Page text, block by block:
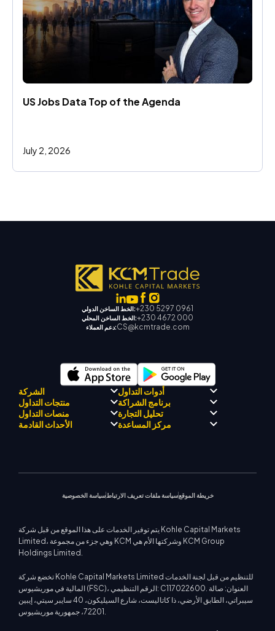
US Jobs Data Top of the Agenda
July 2, 2026
الخط الساخن الدولي:+230 5297 0961
الخط الساخن المحلي:+230 4672 000
دعم العملاء:CS@kcmtrade.com
الشركة
الامتثال التنظيمي
حول كي سي إم تريد
فريق كي سي إم تريد دريفت
أدوات التداول
مرشد KCM للتجارة بالذكاء
الاصطناعي
مركز KCM للإشارات التجارية
منتجات التداول
الفوركس
معادن ثمينة
برنامج الشراكة
برنامج التعريف بالوسيط
منصات التداول تحليل التجارة
فريق محلل السوق
الأحداث القادمة مركز المساعدة
سياسة الخصوصية سياسة ملفات تعريف الارتباط خريطة الموقع
يتم توفير الخدمات على هذا الموقع من قبل شركة Kohle Capital Markets
Limited، وهي جزء من مجموعة KCM وشركتها الأم هي KCM Group
Holdings Limited.
تخضع شركة Kohle Capital Markets Limited للتنظيم من قبل لجنة الخدمات
المالية في موريشيوس (FSC)، الرقم التنظيمي: C117022600. العنوان: صالة
سيبراتي، الطابق الأرضي، ذا كاتاليست، شارع السيليكون، 40 سايبر سيتي، إيبين